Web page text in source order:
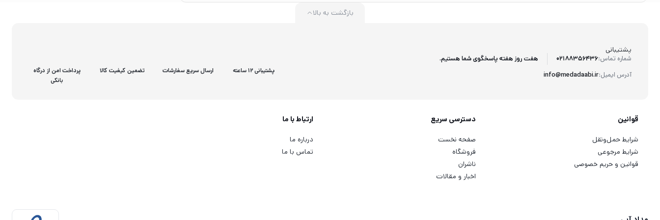
پشتیبانی
شماره تماس:02188356436
آدرس ایمیل:info@medadaabi.ir
هفت روز هفته پاسخگوی شما هستیم.
بازگشت به بالا
پشتیبانی 12 ساعته ارسال سریع سفارشات تضمین کیفیت کالا
پرداخت امن از درگاه
بانکی
قوانین
شرایط حمل‌ونقل
شرایط مرجوعی
قوانین و حریم خصوصی
دسترسی سریع
صفحه نخست
فروشگاه
ناشران
اخبار و مقالات
ارتباط با ما
درباره ما
تماس با ما